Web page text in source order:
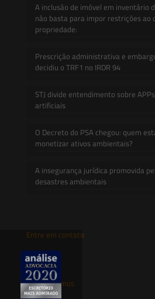
A inclusão de imóvel em inventário
não basta para impor restrições ao
propriedade:
Prescrição administrativa e
decidiu o TRF1 no IRDR 94
STJ divide entendimento sobre
artificiais
O Decreto do PSA chegou: quem
monetizar ativos ambientais?
A insegurança jurídica promovida
desastres ambientais
Entre em contato
contato@saesadvogados.com.br
Onde estamos